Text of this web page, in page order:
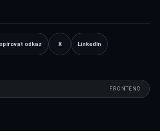
odkaz X LinkedIn
FRONTEND